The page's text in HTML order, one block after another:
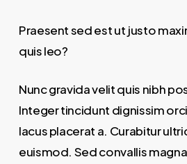
Praesent sed est ut justo
quis leo?
Nunc gravida velit quis nibh
Integer tincidunt dignissim
lacus placerat a. Curabitur
euismod. Sed convallis